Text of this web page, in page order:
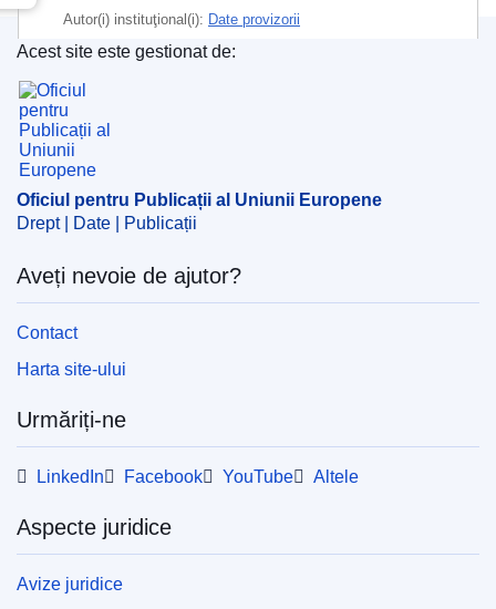
Autor(i) instituţional(i): Date provizorii
CELEX : 02019R0796-20190517
ELI :
Oficiul pentru Publicații al Uniunii Europene
Acest site este gestionat de:
Oficiul pentru Publicații al Uniunii Europene
Drept | Date | Publicații
Aveți nevoie de ajutor?
Contact
Harta site-ului
Urmăriți-ne
LinkedIn Facebook YouTube Altele
Aspecte juridice
Avize juridice